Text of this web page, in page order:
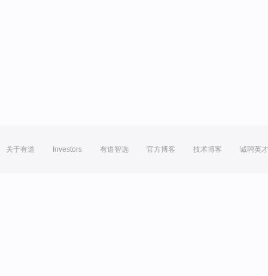
关于有道 Investors 有道智选 官方博客 技术博客 诚聘英才